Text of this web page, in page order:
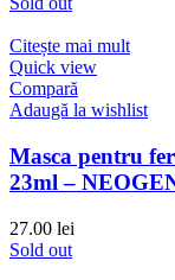
Citește mai mult
Quick view
Compară
Adaugă la wishlist
Masca pentru
23ml –
27.00 lei
Sold out